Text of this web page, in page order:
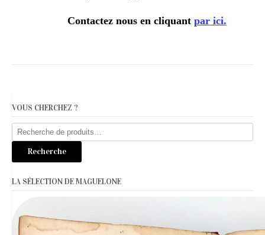
Contactez nous en cliquant par ici.
VOUS CHERCHEZ ?
Recherche
pour :
Recherche
LA SÉLECTION DE MAGUELONE